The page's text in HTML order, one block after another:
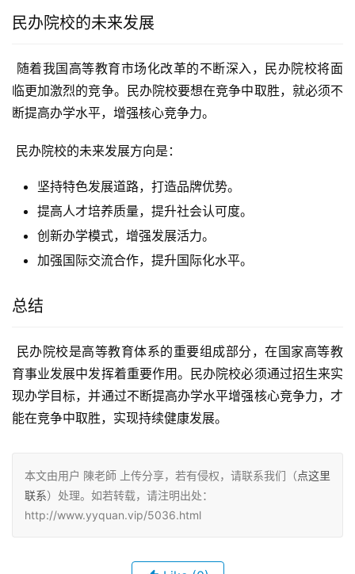
民办院校的未来发展
临更加激烈的竞争。民办院校要想在竞争中取胜，就必须不
断提高办学水平，增强核心竞争力。
民办院校的未来发展方向是：
坚持特色发展道路，打造品牌优势。
提高人才培养质量，提升社会认可度。
创新办学模式，增强发展活力。
加强国际交流合作，提升国际化水平。
总结
育事业发展中发挥着重要作用。民办院校必须通过招生来实
现办学目标，并通过不断提高办学水平增强核心竞争力，才
能在竞争中取胜，实现持续健康发展。
本文由用户 陳老師 上传分享，若有侵权，请联系我们（点这里
联系）处理。如若转载，请注明出处：
http://www.yyquan.vip/5036.html